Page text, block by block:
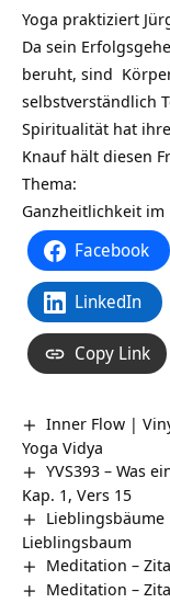
Yoga praktiziert
Da sein
beruht, sind
selbstverständlich
Spiritualität hat
Knauf hält diesen
Thema:
Ganzheitlichkeit im
Facebook
LinkedIn
Copy Link
Inner Flow |
Yoga Vidya
YVS393 – Was
Kap. 1, Vers 15
Lieblingsbaum
Meditation –
Meditation –